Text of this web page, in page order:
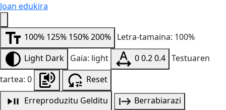
Joan edukira
100% 125% 150%200% Letra-tamaina: 100%
Light Dark Gaia: light 00.20.4 Testuaren
tartea: 0
Reset
Erreproduzitu Gelditu Berrabiarazi